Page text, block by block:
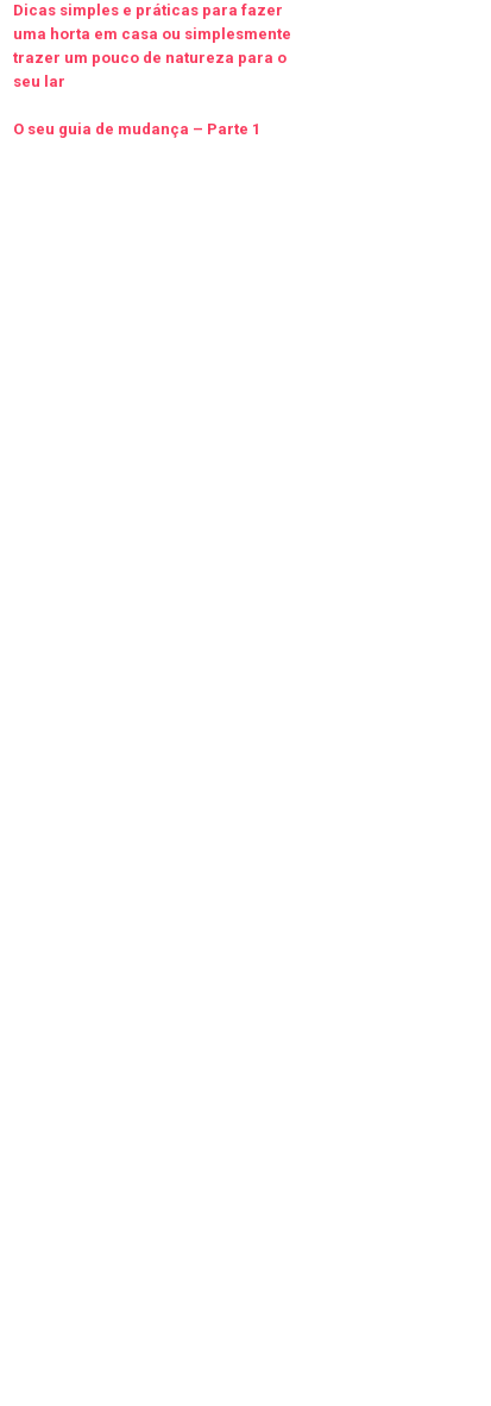
Dicas simples e práticas para fazer
uma horta em casa ou simplesmente
trazer um pouco de natureza para o
seu lar
O seu guia de mudança – Parte 1